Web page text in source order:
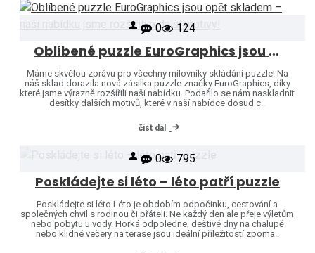
0 124
Oblíbené puzzle EuroGraphics jsou opět skladem – naši nabídku jsme rozšířili o další motivy!
Máme skvělou zprávu pro všechny milovníky skládání puzzle! Na
náš sklad dorazila nová zásilka puzzle značky EuroGraphics, díky
které jsme výrazně rozšířili naši nabídku. Podařilo se nám naskladnit
desítky dalších motivů, které v naší nabídce dosud c..
číst dál
0 795
Poskládejte si léto – léto patří puzzle
Poskládejte si léto Léto je obdobím odpočinku, cestování a
společných chvil s rodinou či přáteli. Ne každý den ale přeje výletům
nebo pobytu u vody. Horká odpoledne, deštivé dny na chalupě
nebo klidné večery na terase jsou ideální příležitostí zpoma..